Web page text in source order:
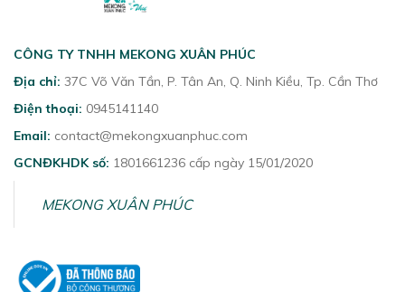
CÔNG TY TNHH MEKONG XUÂN PHÚC
Địa chỉ: 37C Võ Văn Tần, P. Tân An, Q. Ninh Kiều, Tp. Cần Thơ
Điện thoại: 0945141140
Email: contact@mekongxuanphuc.com
GCNĐKHDK số: 1801661236 cấp ngày 15/01/2020
MEKONG XUÂN PHÚC